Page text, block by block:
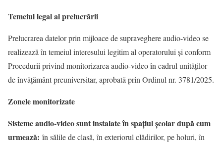
Temeiul legal al prelucrării
Prelucrarea datelor prin mijloace de supraveghere audio-video se
realizează în temeiul interesului legitim al operatorului și conform
Procedurii privind monitorizarea audio-video în cadrul unităţilor
de învăţământ preuniversitar, aprobată prin Ordinul nr. 3781/2025.
Zonele monitorizate
Sisteme audio-video sunt instalate în spaţiul şcolar după cum
urmează: în sălile de clasă, în exteriorul clădirilor, pe holuri, în